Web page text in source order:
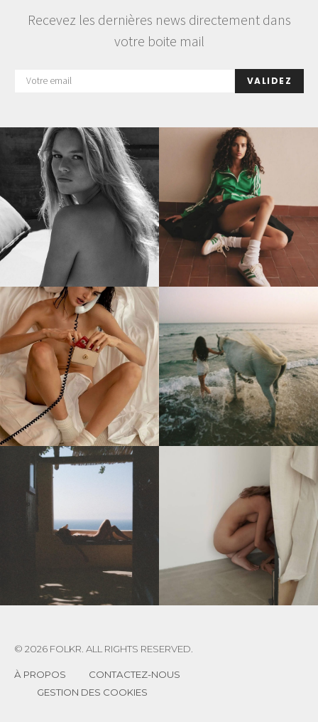
Recevez les dernières news directement dans
votre boite mail
VALIDEZ
© 2026 FOLKR. ALL RIGHTS RESERVED.
À PROPOS
CONTACTEZ-NOUS
GESTION DES COOKIES